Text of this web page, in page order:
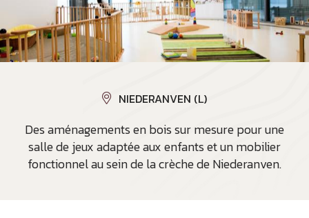
NIEDERANVEN (L)
Des aménagements en bois sur mesure pour une
salle de jeux adaptée aux enfants et un mobilier
fonctionnel au sein de la crèche de Niederanven.